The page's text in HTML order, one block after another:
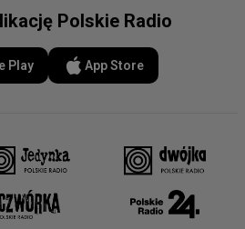
Polskie Radio
Play App Store